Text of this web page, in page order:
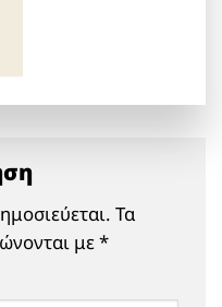
Τα
με*